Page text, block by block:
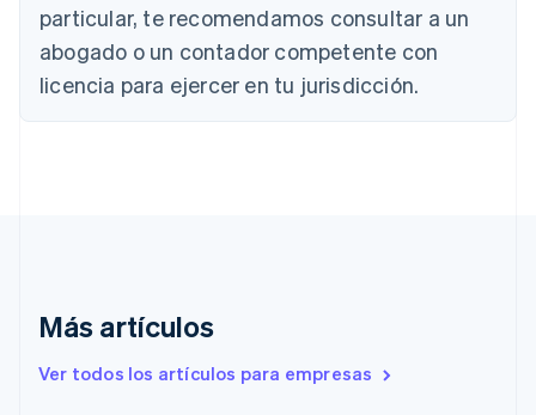
particular, te recomendamos consultar a un
abogado o un contador competente con
licencia para ejercer en tu jurisdicción.
Más artículos
Ver todos los artículos para empresas
Canadá
China continental
简体中文English
English
EnglishItaliano